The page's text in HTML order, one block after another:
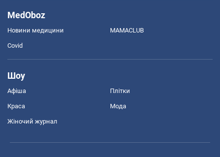
MedOboz
Новини медицини MAMACLUB
Covid
Шоу
Афіша Плітки
Краса Мода
Жіночий журнал